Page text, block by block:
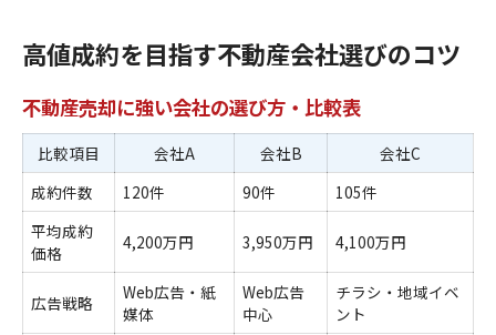
高値成約を目指す不動産会社選びのコツ
不動産売却に強い会社の選び方・比較表
比較項目 会社A 会社B
会社C
成約件数
120件 90件
105件
平均成約
価格
4,200万円 3,950万円 4,100万円
広告戦略
Web広告・紙
媒体
Web広告
中心
チラシ・地域イベ
ント